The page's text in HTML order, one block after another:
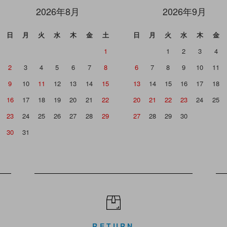
2026年8月
日 月 火 水 木 金
土
1
2
3 4 5 6 7
8
9
10 11 12 13 14
15
16
17 18 19 20 21
22
23
24 25 26 27 28
29
30
31
2026年9月
日 月 火 水 木 金
1
2 3 4
6
7 8 9 10 11
13
14 15 16 17 18
20
21 22 23 24 25
27
28 29 30